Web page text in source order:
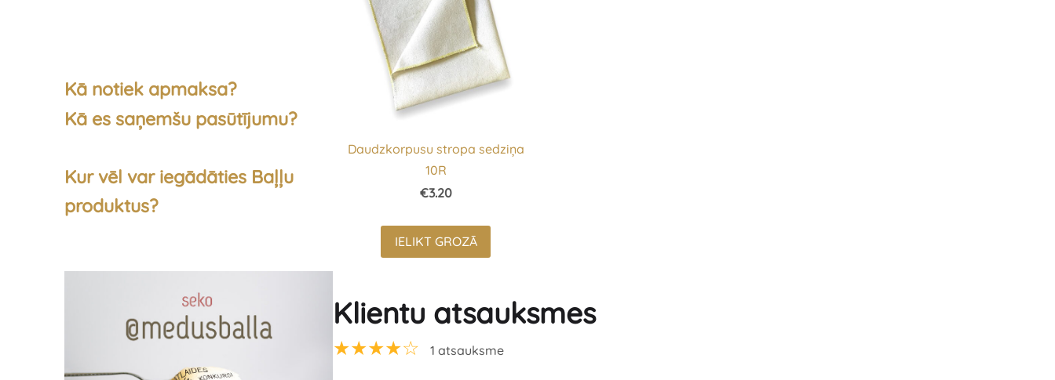
Kā notiek apmaksa?
Kā es saņemšu pasūtījumu?
Kur vēl var iegādāties Baļļu
produktus?
Daudzkorpusu stropa sedziņa
10R
€3.20
IELIKT GROZĀ
Klientu atsauksmes
★★★★☆ 1 atsauksme